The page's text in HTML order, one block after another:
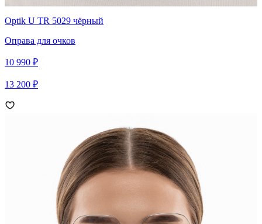
Optik U TR 5029 чёрный
Оправа для очков
10 990 ₽
13 200 ₽